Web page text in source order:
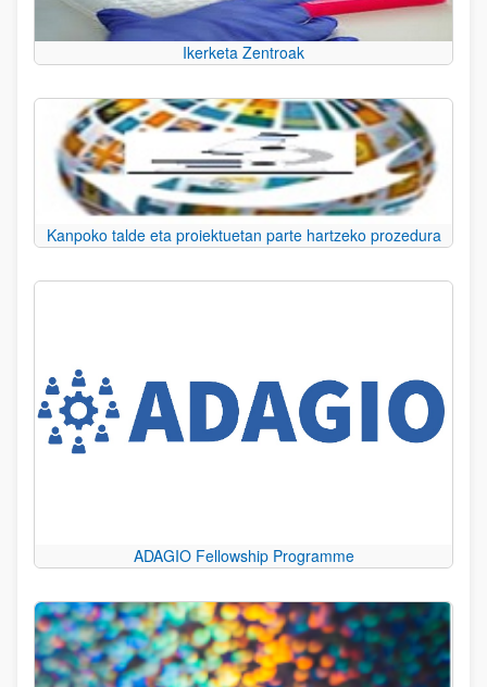
Ikerketa Zentroak
Kanpoko talde eta proiektuetan parte hartzeko prozedura
ADAGIO Fellowship Programme